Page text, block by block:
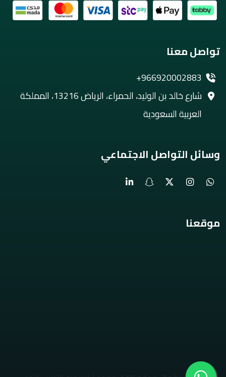
تواصل معنا
+966920002883
شارع خالد بن الوليد، الحمراء، الرياض 13216، المملكة
العربية السعودية
وسائل التواصل الاجتماعي
موقعنا